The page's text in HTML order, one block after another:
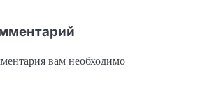
вам необходимо